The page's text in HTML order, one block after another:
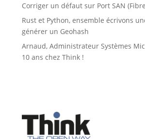
Corriger un défaut sur Port SAN
Rust et Python, ensemble écrivons
générer un Geohash
Arnaud, Administrateur Systèmes
10 ans chez Think !